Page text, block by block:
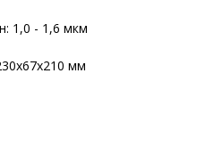
1,0 - 1,6 мкм
мм